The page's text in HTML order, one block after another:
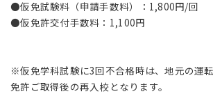
●仮免試験料（申請手数料）：1,800円/回
●仮免許交付手数料：1,100円
※仮免学科試験に3回不合格時は、地元の運
免許ご取得後の再入校となります。